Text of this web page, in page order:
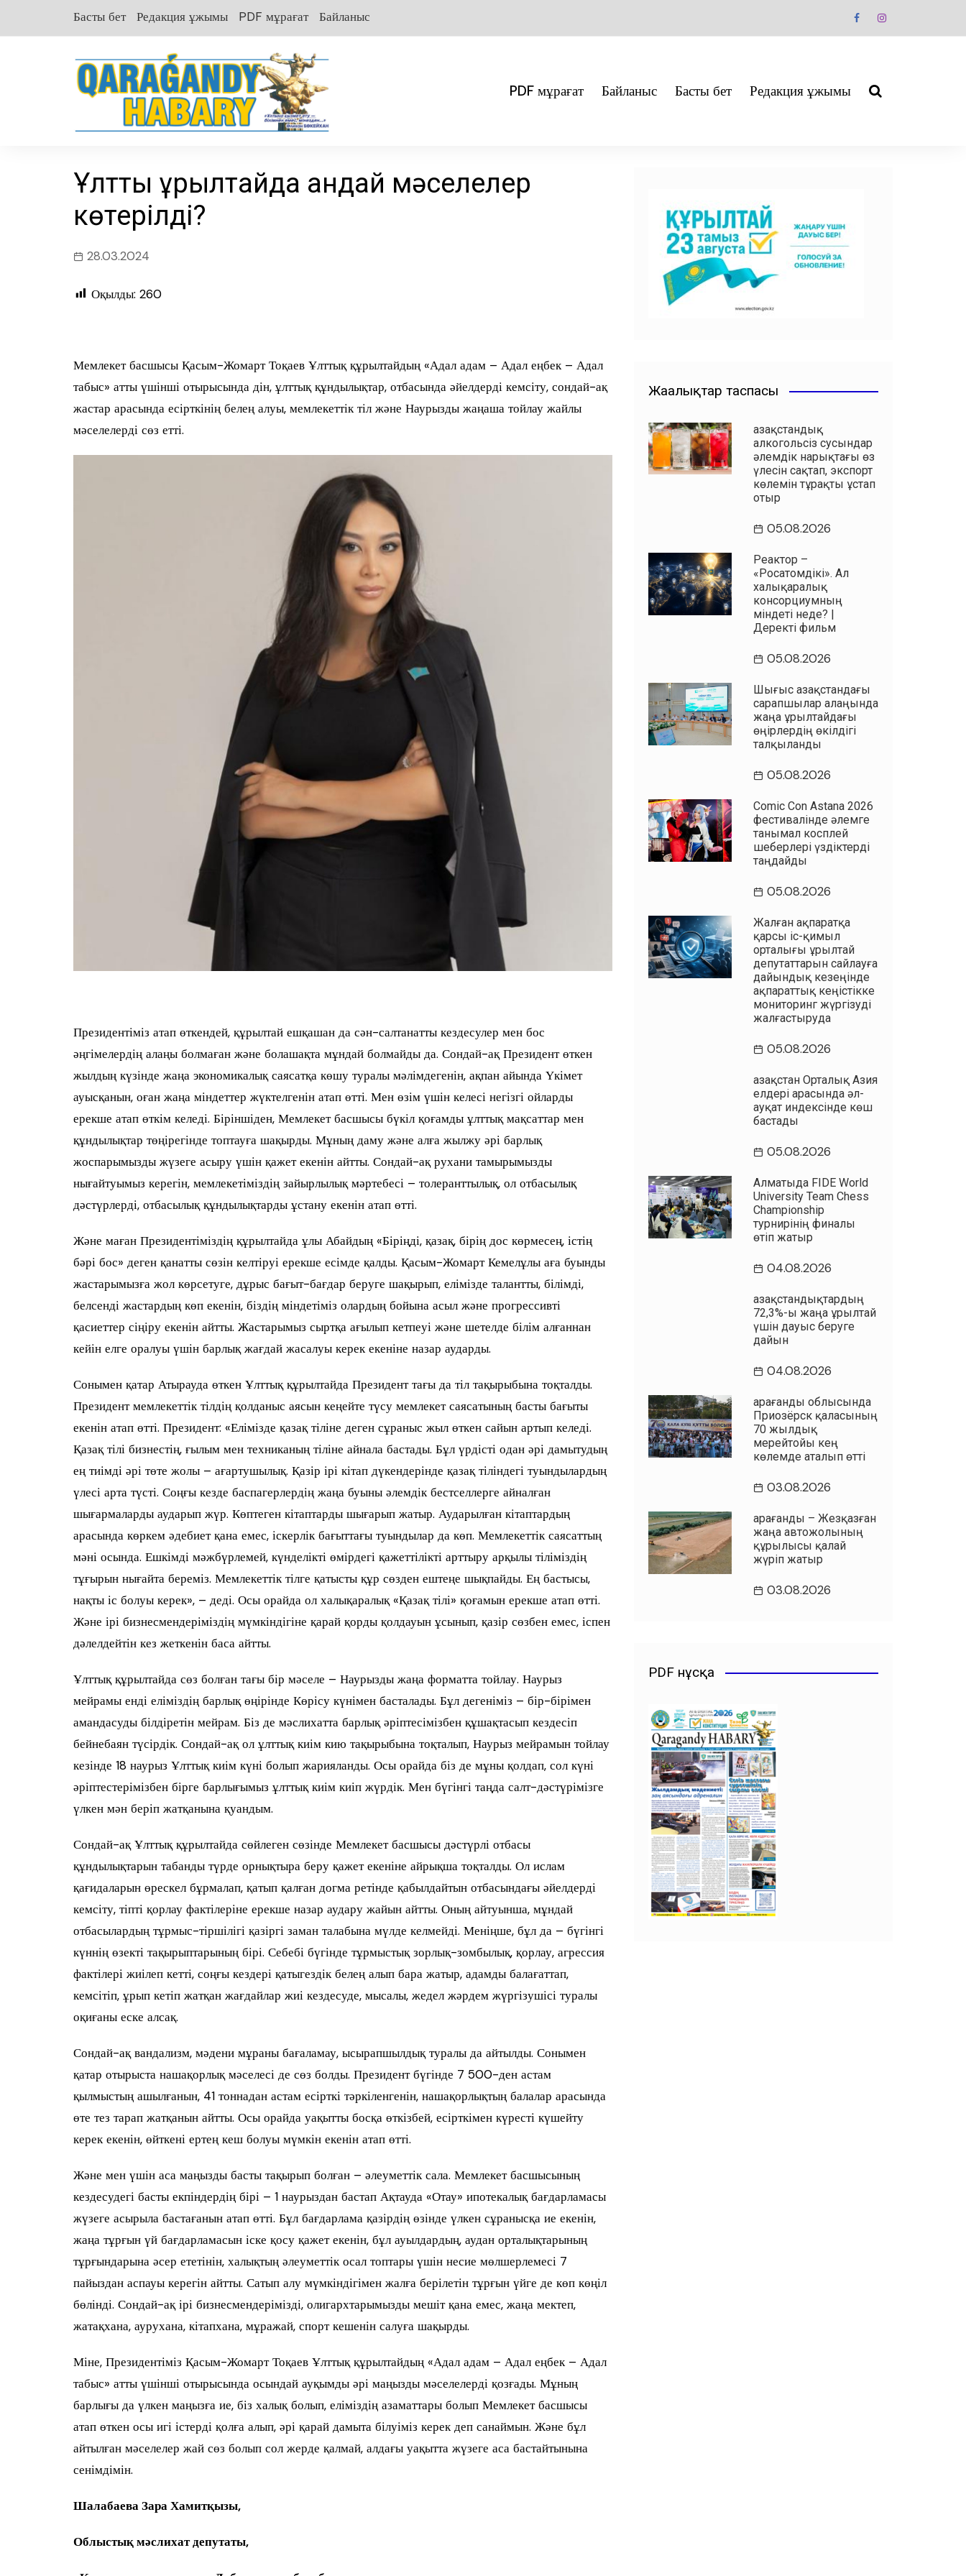
Басты бет Редакция ұжымы PDF мұрағат Байланыс
PDF мұрағат Байланыс Басты бет Редакция ұжымы
Ұлттық құрылтайда қандай мәселелер
көтерілді?
28.03.2024
Оқылды: 260
Мемлекет басшысы Қасым-Жомарт Тоқаев Ұлттық құрылтайдың «Адал адам – Адал еңбек – Адал
табыс» атты үшінші отырысында дін, ұлттық құндылықтар, отбасында әйелдерді кемсіту, сондай-ақ
жастар арасында есірткінің белең алуы, мемлекеттік тіл және Наурызды жаңаша тойлау жайлы
мәселелерді сөз етті.
Президентіміз атап өткендей, құрылтай ешқашан да сән-салтанатты кездесулер мен бос
әңгімелердің алаңы болмаған және болашақта мұндай болмайды да. Сондай-ақ Президент өткен
жылдың күзінде жаңа экономикалық саясатқа көшу туралы мәлімдегенін, ақпан айында Үкімет
ауысқанын, оған жаңа міндеттер жүктелгенін атап өтті. Мен өзім үшін келесі негізгі ойларды
ерекше атап өткім келеді. Біріншіден, Мемлекет басшысы бүкіл қоғамды ұлттық мақсаттар мен
құндылықтар төңірегінде топтауға шақырды. Мұның даму және алға жылжу әрі барлық
жоспарымызды жүзеге асыру үшін қажет екенін айтты. Сондай-ақ рухани тамырымызды
нығайтуымыз керегін, мемлекетіміздің зайырлылық мәртебесі – толеранттылық, ол отбасылық
дәстүрлерді, отбасылық құндылықтарды ұстану екенін атап өтті.
Және маған Президентіміздің құрылтайда ұлы Абайдың «Біріңді, қазақ, бірің дос көрмесең, істің
бәрі бос» деген қанатты сөзін келтіруі ерекше есімде қалды. Қасым-Жомарт Кемелұлы аға буынды
жастарымызға жол көрсетуге, дұрыс бағыт-бағдар беруге шақырып, елімізде талантты, білімді,
белсенді жастардың көп екенін, біздің міндетіміз олардың бойына асыл және прогрессивті
қасиеттер сіңіру екенін айтты. Жастарымыз сыртқа ағылып кетпеуі және шетелде білім алғаннан
кейін елге оралуы үшін барлық жағдай жасалуы керек екеніне назар аударды.
Сонымен қатар Атырауда өткен Ұлттық құрылтайда Президент тағы да тіл тақырыбына тоқталды.
Президент мемлекеттік тілдің қолданыс аясын кеңейте түсу мемлекет саясатының басты бағыты
екенін атап өтті. Президент: «Елімізде қазақ тіліне деген сұраныс жыл өткен сайын артып келеді.
Қазақ тілі бизнестің, ғылым мен техниканың тіліне айнала бастады. Бұл үрдісті одан әрі дамытудың
ең тиімді әрі төте жолы – ағартушылық. Қазір ірі кітап дүкендерінде қазақ тіліндегі туындылардың
үлесі арта түсті. Соңғы кезде баспагерлердің жаңа буыны әлемдік бестселлерге айналған
шығармаларды аударып жүр. Көптеген кітаптарды шығарып жатыр. Аударылған кітаптардың
арасында көркем әдебиет қана емес, іскерлік бағыттағы туындылар да көп. Мемлекеттік саясаттың
мәні осында. Ешкімді мәжбүрлемей, күнделікті өмірдегі қажеттілікті арттыру арқылы тіліміздің
тұғырын нығайта береміз. Мемлекеттік тілге қатысты құр сөзден ештеңе шықпайды. Ең бастысы,
нақты іс болуы керек», – деді. Осы орайда ол халықаралық «Қазақ тілі» қоғамын ерекше атап өтті.
Және ірі бизнесмендеріміздің мүмкіндігіне қарай қорды қолдауын ұсынып, қазір сөзбен емес, іспен
дәлелдейтін кез жеткенін баса айтты.
Ұлттық құрылтайда сөз болған тағы бір мәселе – Наурызды жаңа форматта тойлау. Наурыз
мейрамы енді еліміздің барлық өңірінде Көрісу күнімен басталады. Бұл дегеніміз – бір-бірімен
амандасуды білдіретін мейрам. Біз де мәслихатта барлық әріптесімізбен құшақтасып кездесіп
бейнебаян түсірдік. Сондай-ақ ол ұлттық киім кию тақырыбына тоқталып, Наурыз мейрамын тойлау
кезінде 18 наурыз Ұлттық киім күні болып жарияланды. Осы орайда біз де мұны қолдап, сол күні
әріптестерімізбен бірге барлығымыз ұлттық киім киіп жүрдік. Мен бүгінгі таңда салт-дәстүрімізге
үлкен мән беріп жатқанына қуандым.
Сондай-ақ Ұлттық құрылтайда сөйлеген сөзінде Мемлекет басшысы дәстүрлі отбасы
құндылықтарын табанды түрде орнықтыра беру қажет екеніне айрықша тоқталды. Ол ислам
қағидаларын өрескел бұрмалап, қатып қалған догма ретінде қабылдайтын отбасындағы әйелдерді
кемсіту, тіпті қорлау фактілеріне ерекше назар аудару жайын айтты. Оның айтуынша, мұндай
отбасылардың тұрмыс-тіршілігі қазіргі заман талабына мүлде келмейді. Меніңше, бұл да – бүгінгі
күннің өзекті тақырыптарының бірі. Себебі бүгінде тұрмыстық зорлық-зомбылық, қорлау, агрессия
фактілері жиілеп кетті, соңғы кездері қатыгездік белең алып бара жатыр, адамды балағаттап,
кемсітіп, ұрып кетіп жатқан жағдайлар жиі кездесуде, мысалы, жедел жәрдем жүргізушісі туралы
оқиғаны еске алсақ.
Сондай-ақ вандализм, мәдени мұраны бағаламау, ысырапшылдық туралы да айтылды. Сонымен
қатар отырыста нашақорлық мәселесі де сөз болды. Президент бүгінде 7 500-ден астам
қылмыстың ашылғанын, 41 тоннадан астам есірткі тәркіленгенін, нашақорлықтың балалар арасында
өте тез тарап жатқанын айтты. Осы орайда уақытты босқа өткізбей, есірткімен күресті күшейту
керек екенін, өйткені ертең кеш болуы мүмкін екенін атап өтті.
Және мен үшін аса маңызды басты тақырып болған – әлеуметтік сала. Мемлекет басшысының
кездесудегі басты екпіндердің бірі – 1 наурыздан бастап Ақтауда «Отау» ипотекалық бағдарламасы
жүзеге асырыла бастағанын атап өтті. Бұл бағдарлама қазірдің өзінде үлкен сұранысқа ие екенін,
жаңа тұрғын үй бағдарламасын іске қосу қажет екенін, бұл ауылдардың, аудан орталықтарының
тұрғындарына әсер ететінін, халықтың әлеуметтік осал топтары үшін несие мөлшерлемесі 7
пайыздан аспауы керегін айтты. Сатып алу мүмкіндігімен жалға берілетін тұрғын үйге де көп көңіл
бөлінді. Сондай-ақ ірі бизнесмендерімізді, олигархтарымызды мешіт қана емес, жаңа мектеп,
жатақхана, аурухана, кітапхана, мұражай, спорт кешенін салуға шақырды.
Міне, Президентіміз Қасым-Жомарт Тоқаев Ұлттық құрылтайдың «Адал адам – Адал еңбек – Адал
табыс» атты үшінші отырысында осындай ауқымды әрі маңызды мәселелерді қозғады. Мұның
барлығы да үлкен маңызға ие, біз халық болып, еліміздің азаматтары болып Мемлекет басшысы
атап өткен осы игі істерді қолға алып, әрі қарай дамыта білуіміз керек деп санаймын. Және бұл
айтылған мәселелер жай сөз болып сол жерде қалмай, алдағы уақытта жүзеге аса бастайтынына
сенімдімін.
Шалабаева Зара Хамитқызы,
Облыстық мәслихат депутаты,
Жаңалықтар таспасы
Қазақстандық
алкогольсіз сусындар
әлемдік нарықтағы өз
үлесін сақтап, экспорт
көлемін тұрақты ұстап
отыр
05.08.2026
Реактор –
«Росатомдікі». Ал
халықаралық
консорциумның
міндеті неде? |
Деректі фильм
05.08.2026
Шығыс Қазақстандағы
сарапшылар алаңында
жаңа Құрылтайдағы
өңірлердің өкілдігі
талқыланды
05.08.2026
Comic Con Astana 2026
фестивалінде әлемге
танымал косплей
шеберлері үздіктерді
таңдайды
05.08.2026
Жалған ақпаратқа
қарсы іс-қимыл
орталығы Құрылтай
депутаттарын сайлауға
дайындық кезеңінде
ақпараттық кеңістікке
мониторинг жүргізуді
жалғастыруда
05.08.2026
Қазақстан Орталық Азия
елдері арасында әл-
ауқат индексінде көш
бастады
05.08.2026
Алматыда FIDE World
University Team Chess
Championship
турнирінің финалы
өтіп жатыр
04.08.2026
Қазақстандықтардың
72,3%-ы жаңа Құрылтай
үшін дауыс беруге
дайын
04.08.2026
Қарағанды облысында
Приозёрск қаласының
70 жылдық
мерейтойы кең
көлемде аталып өтті
03.08.2026
Қарағанды – Жезқазған
жаңа автожолының
құрылысы қалай
жүріп жатыр
03.08.2026
PDF нұсқа